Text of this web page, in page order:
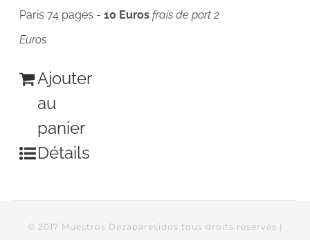
Paris 74 pages -10 Euros frais de port 2
Euros
Ajouter
au
panier
Détails
© 2017 Muestros Dezaparesidos tous droits réservés |